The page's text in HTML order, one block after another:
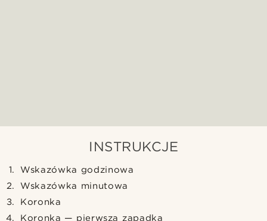
INSTRUKCJE
Wskazówka godzinowa
Wskazówka minutowa
Koronka
Koronka — pierwsza zapadka